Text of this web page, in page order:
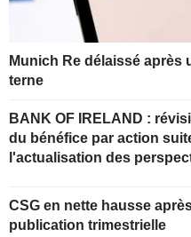
Munich Re délaissé
terne
BANK OF IRELAND : révision à la hausse
du bénéfice par action
l'actualisation des
CSG en nette hausse
publication trimestrielle